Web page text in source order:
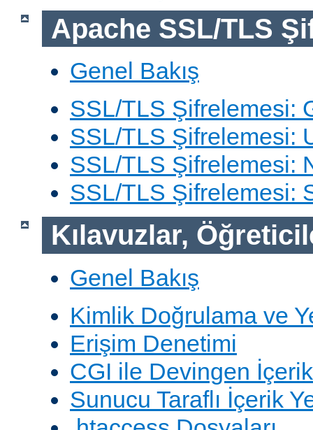
Apache SSL/TLS
Genel Bakış
SSL/TLS Şifrelemesi:
SSL/TLS Şifrelemesi:
SSL/TLS Şifrelemesi:
SSL/TLS Şifrelemesi:
Kılavuzlar,
Genel Bakış
Kimlik Doğrulama ve
Erişim Denetimi
CGI ile Devingen İçerik
Sunucu Taraflı İçerik